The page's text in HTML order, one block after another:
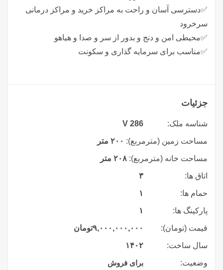
✅️دسترسی آسان و راحت به مراکز خرید و مراکز درمانی
سرخرود
✅️محیطی امن و دنج و بدور از سر و صدا و هیاهو
✅️مناسب برای سرمایه گذاری و سکونت
جزئیات
شناسه ملک: V 286
مساحت زمین (مترمربع): ۲۰۰ متر
مساحت خانه (مترمربع): ۲۰۸ متر
اتاق ها: ۳
حمام ها: ۱
پارکینگ ها: ۱
قیمت (تومان): ۹,۰۰۰,۰۰۰,۰۰۰تومان
سال ساخت: ۱۴۰۲
وضعیت: برای فروش